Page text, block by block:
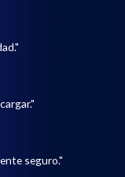
seguro."